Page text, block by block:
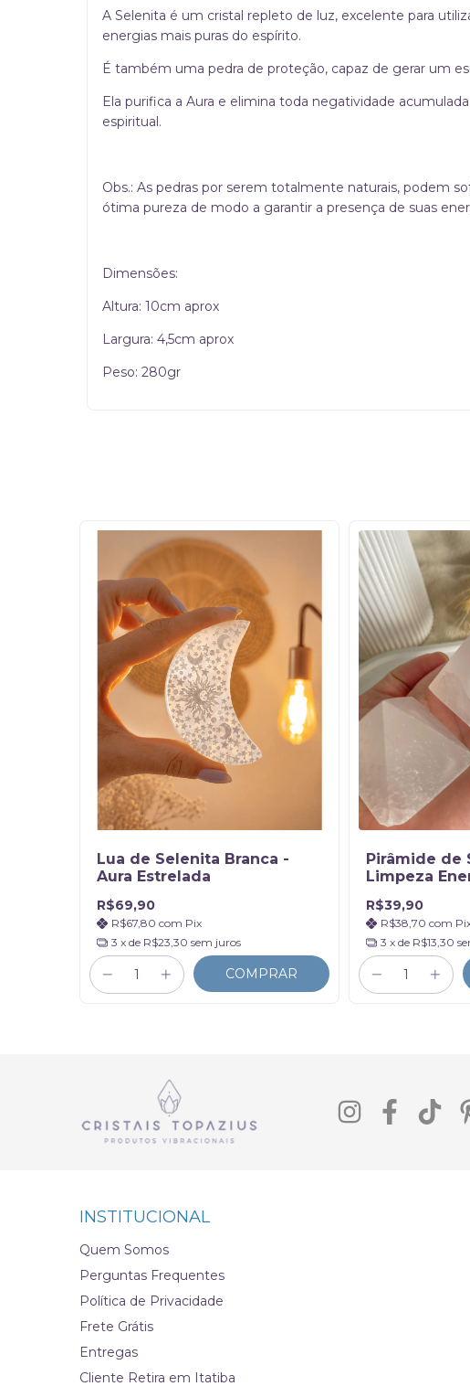
A Selenita é um cristal repleto de luz, excelente para
energias mais puras do espírito.
É também uma pedra de proteção, capaz de gerar um
Ela purifica a Aura e elimina toda negatividade
espiritual.
Obs.: As pedras por serem totalmente naturais, podem
ótima pureza de modo a garantir a presença de suas
Dimensões:
Altura: 10cm aprox
Largura: 4,5cm aprox
Peso: 280gr
Lua de Selenita Branca -
Aura Estrelada
R$69,90
R$67,80 com Pix
3 x de R$23,30 sem juros
COMPRAR
Pirâmide de
Limpeza
R$39,90
R$38,70 com
3 x de R$13,30
INSTITUCIONAL
Quem Somos
Perguntas Frequentes
Política de Privacidade
Frete Grátis
Entregas
Cliente Retira em Itatiba